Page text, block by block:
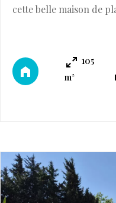
cette belle maison de
superbe terrain plat
d'arbres fruitiers, cette
105
m²